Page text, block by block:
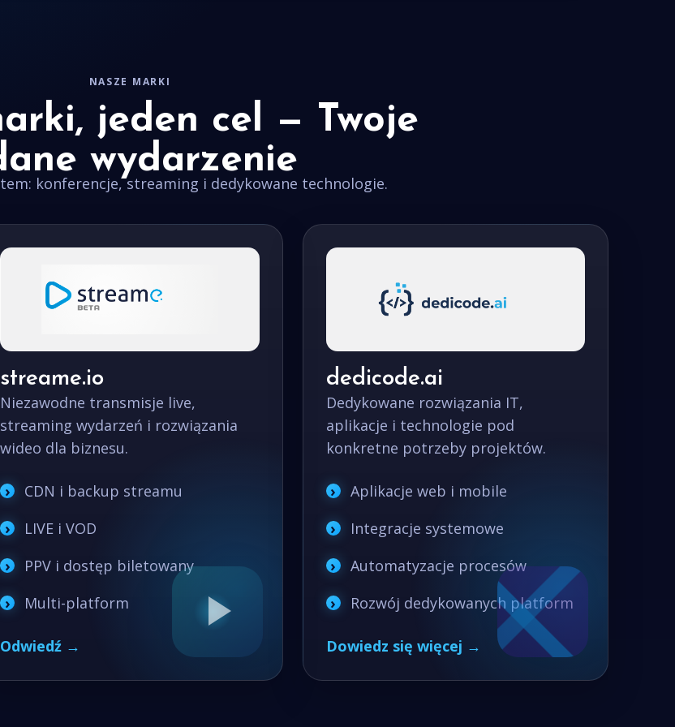
NASZE MARKI
jeden cel — Twoje
wydarzenie
konferencje, streaming i dedykowane technologie.
streame.io
Niezawodne transmisje live,
streaming wydarzeń i rozwiązania
wideo dla biznesu.
CDN i backup streamu
LIVE i VOD
PPV i dostęp biletowany
Multi-platform
Odwiedź →
dedicode.ai
Dedykowane rozwiązania IT,
aplikacje i technologie pod
konkretne potrzeby projektów.
Aplikacje web i mobile
Integracje systemowe
Automatyzacje procesów
Rozwój dedykowanych platform
Dowiedz się więcej →